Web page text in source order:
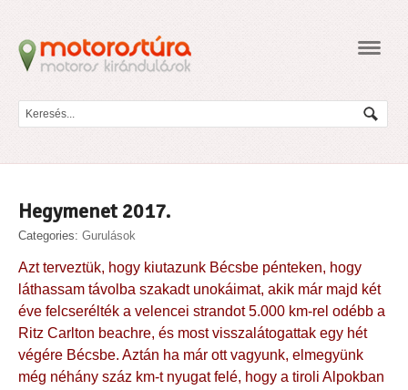
Hegymenet 2017.
Categories: Gurulások
Azt terveztük, hogy kiutazunk Bécsbe pénteken, hogy
láthassam távolba szakadt unokáimat, akik már majd két
éve felcserélték a velencei strandot 5.000 km-rel odébb a
Ritz Carlton beachre, és most visszalátogattak egy hét
végére Bécsbe. Aztán ha már ott vagyunk, elmegyünk
még néhány száz km-t nyugat felé, hogy a tiroli Alpokban